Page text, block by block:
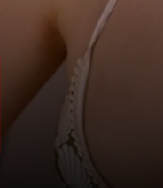
बीच पार्टी में
UV प्रोटेक्शन के
आपको कूल लुक